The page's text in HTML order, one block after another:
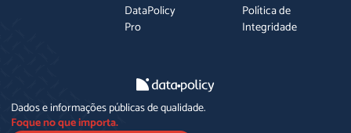
DataPolicy
Pro
Política de
Integridade
Dados e informações públicas de qualidade.
Foque no que importa.